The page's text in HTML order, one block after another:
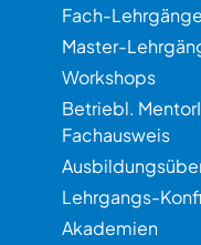
Fach-Lehrgänge
Master-
Workshops
Betriebl.
Fachausweis
Lehrgangs-
Akademien